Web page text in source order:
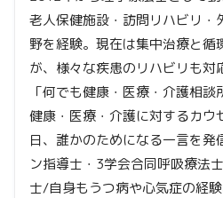
老人保健施設・訪問リハビリ・
野を経験。現在は集中治療と循
が、様々な疾患のリハビリも対
「何でも健康・医療・介護相談
健康・医療・介護に対するカ
日、誰かのためになる一言を
ン指導士・3学会合同呼吸療法
士/自身もうつ病や心気症の経